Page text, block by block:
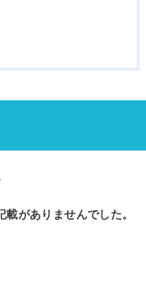
がありませんでした。